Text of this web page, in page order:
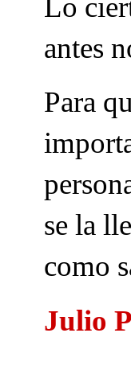
Lo
antes
Para
se la
como
Julio